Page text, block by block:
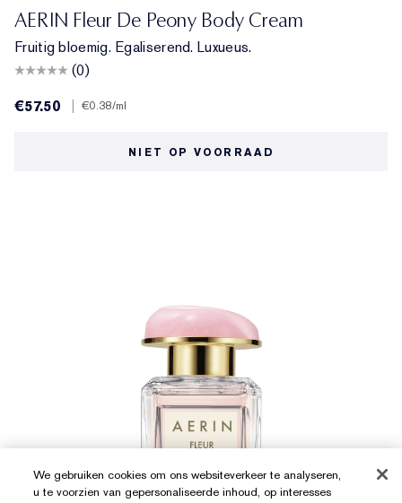
AERIN Fleur De Peony Body Cream
Fruitig bloemig. Egaliserend. Luxueus.
(0)
€57.50
€0.38/ml
NIET OP VOORRAAD
We gebruiken cookies om ons websiteverkeer te analyseren,
u te voorzien van gepersonaliseerde inhoud, op interesses